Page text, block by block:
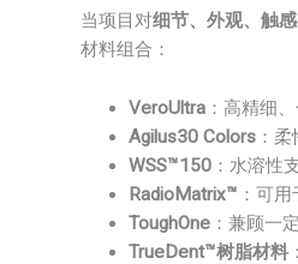
当项目对细节、外观、触感
材料组合：
VeroUltra ：高精细
Agilus30 Colors ：
WSS™150 ：水溶性
RadioMatrix™ ：可
ToughOne ：兼顾一
TrueDent™树脂材料